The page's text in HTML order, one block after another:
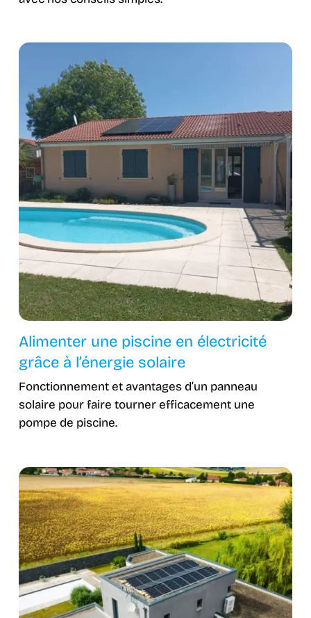
Alimenter une piscine en électricité
grâce à l’énergie solaire
Fonctionnement et avantages d’un panneau
solaire pour faire tourner efficacement une
pompe de piscine.